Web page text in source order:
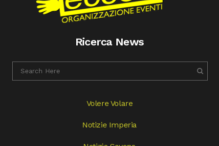
Ricerca News
Volere Volare
Notizie Imperia